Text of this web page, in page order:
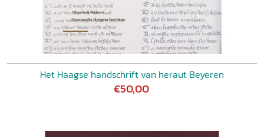
Het Haagse handschrift van heraut Beyeren
€50,00